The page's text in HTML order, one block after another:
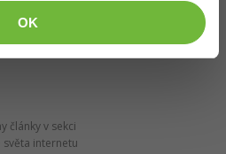
OKSeznamu
články v sekci
světa internetu